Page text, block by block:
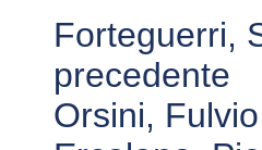
Forteguerri,
precedente
Orsini,